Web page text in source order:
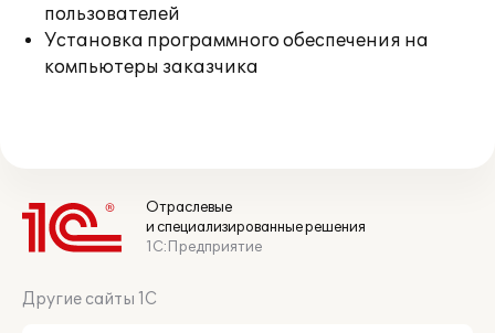
пользователей
Установка программного обеспечения на
компьютеры заказчика
Отраслевые
и специализированные решения
1С:Предприятие
Другие сайты 1С